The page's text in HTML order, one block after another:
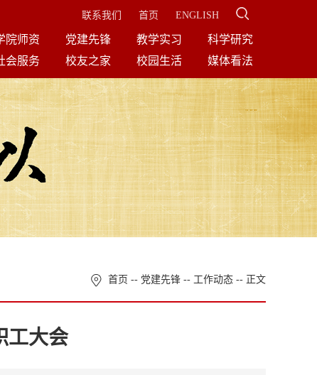
联系我们 首页 ENGLISH
院师资 党建先锋 教学实习
科学研究
会服务 校友之家 校园生活 媒体看法
首页 -- 党建先锋 -- 工作动态 -- 正文
工大会